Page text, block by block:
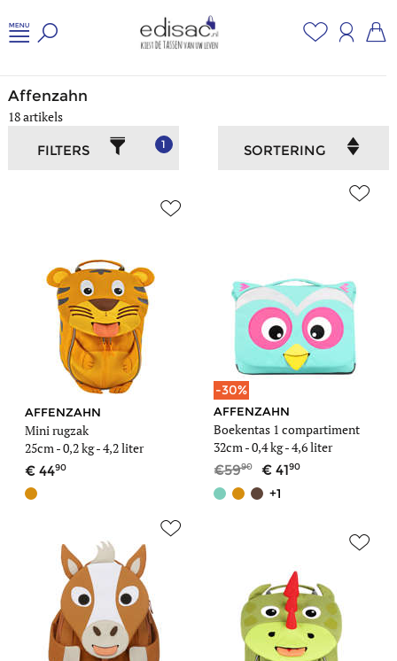
Affenzahn
18 artikels
FILTERS
1 SORTERING
AFFENZAHN
Mini rugzak
25cm -0,2 kg- 4,2 liter
4490
-30%
AFFENZAHN
Boekentas 1 compartiment
32cm -0,4 kg- 4,6 liter
5990 4190
+1